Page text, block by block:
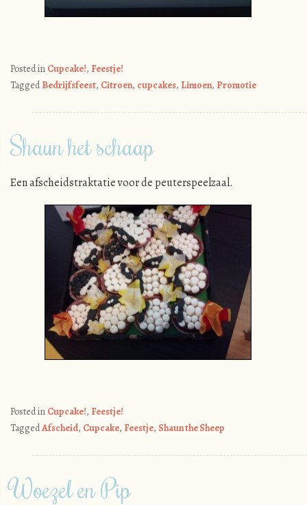
Posted in Cupcake!, Feestje!
TaggedBedrijfsfeest, Citroen, cupcakes, Limoen, Promotie
Shaun het schaap
Een afscheidstraktatie voor de peuterspeelzaal.
Posted in Cupcake!, Feestje!
TaggedAfscheid, Cupcake, Feestje, Shaun the Sheep
Woezel en Pip